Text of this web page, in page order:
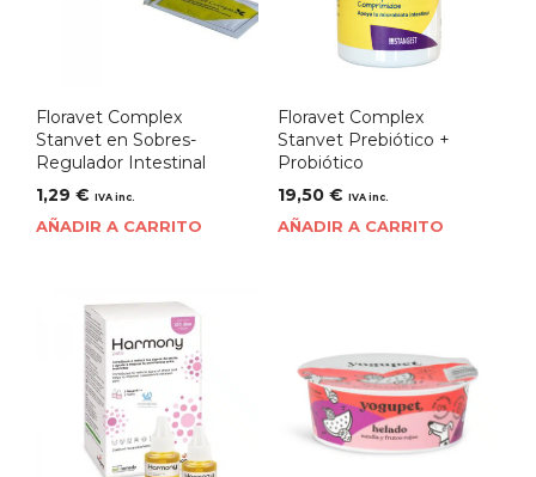
Floravet Complex
Stanvet en Sobres-
Regulador Intestinal
1,29 € IVA inc.
AÑADIR A CARRITO
Floravet Complex
Stanvet Prebiótico +
Probiótico
19,50 € IVA inc.
AÑADIR A CARRITO